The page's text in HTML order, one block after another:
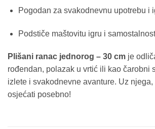
Pogodan za svakodnevnu upotrebu i
Podstiče maštovitu igru i
Plišani ranac jednorog – 30 cm je
rođendan, polazak u vrtić ili kao čarobni
izlete i svakodnevne avanture. Uz
osjećati posebno!